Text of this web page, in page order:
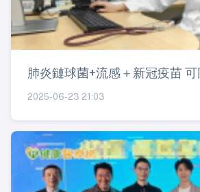
肺炎鏈球菌+流感＋新冠疫苗
2025-06-23 21:03